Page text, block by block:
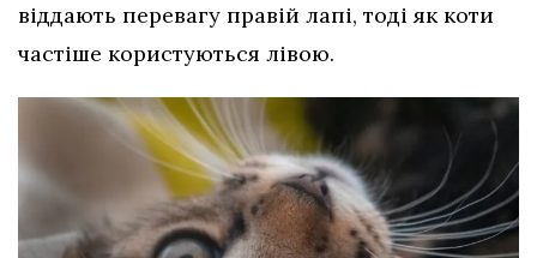
віддають перевагу правій лапі, тоді як коти
частіше користуються лівою.